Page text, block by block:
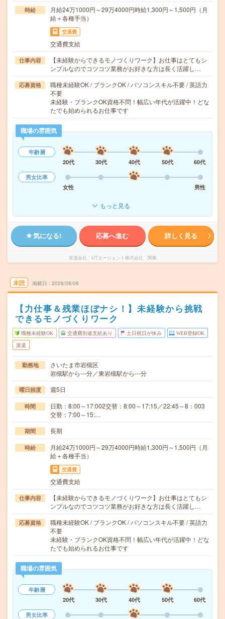
時給
月給24万1000円～29万4000円時給1,300円～1,500円（月
給＋各種手当）
交通費
交通費支給
仕事内容
【未経験からできるモノづくりワーク】お仕事はとてもシ
ンプルなのでコツコツ業務がお好きな方は長く活躍し…
応募資格
職種未経験OK / ブランクOK / パソコンスキル不要 / 英語力
不要
未経験・ブランクOK資格不問！幅広い年代が活躍中！どな
たでも始められるお仕事です
職場の雰囲気
年齢層
20代
30代 40代 50代
60代
男女比率
女性
男性
もっと見る
気になる! 応募へ進む 詳しく見る
派遣会社 UTエージェント株式会社 関東
未読 掲載日 2026/08/08
【力仕事＆残業ほぼナシ！】未経験から挑戦
できるモノづくりワーク
職種未経験OK 交通費別途支給あり 土日祝日が休み WEB登録OK
派遣
勤務地
さいたま市岩槻区
岩槻駅から---分／東岩槻駅から---分
曜日頻度 週5日
時間
日勤：8:00～17:002交替：8:00～17:15／22:45～8：003
交替：7:00～15:…
期間 長期
時給
月給24万1000円～29万4000円時給1,300円～1,500円（月
給＋各種手当）
交通費
交通費支給
仕事内容
【未経験からできるモノづくりワーク】お仕事はとてもシ
ンプルなのでコツコツ業務がお好きな方は長く活躍し…
応募資格
職種未経験OK / ブランクOK / パソコンスキル不要 / 英語力
不要
未経験・ブランクOK資格不問！幅広い年代が活躍中！どな
たでも始められるお仕事です
職場の雰囲気
年齢層
20代
30代 40代 50代
60代
男女比率